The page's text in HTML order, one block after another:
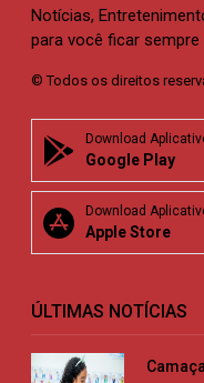
Notícias,
para você ficar sempre
© Todos os direitos
Download
Google Play
Download
Apple Store
ÚLTIMAS NOTÍCIAS